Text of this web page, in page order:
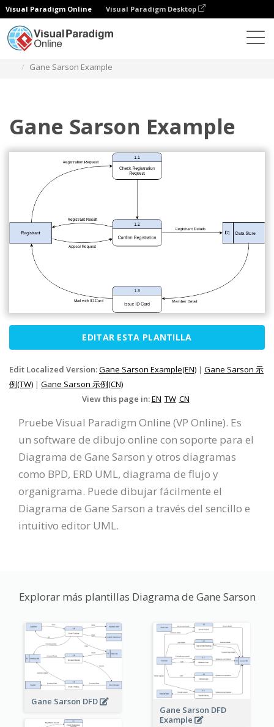
Visual Paradigm Online Visual Paradigm Desktop
Gane Sarson Example
Gane Sarson Example
EDITAR ESTA PLANTILLA
Edit Localized Version:Gane Sarson Example(EN) | Gane Sarson 示
例(TW) | Gane Sarson 示例(CN)
View this page in:EN TW CN
Pruebe Visual Paradigm Online (VP Online). Es
un software de dibujo online con soporte para el
Diagrama de Gane Sarson y otros diagramas
como BPD, ERD UML, diagrama de flujo y
organigrama. Puede dibujar fácilmente el
Diagrama de Gane Sarson a través del sencillo e
intuitivo editor UML.
Explorar más plantillas Diagrama de Gane Sarson
Gane Sarson DFD
Gane Sarson DFD
Example